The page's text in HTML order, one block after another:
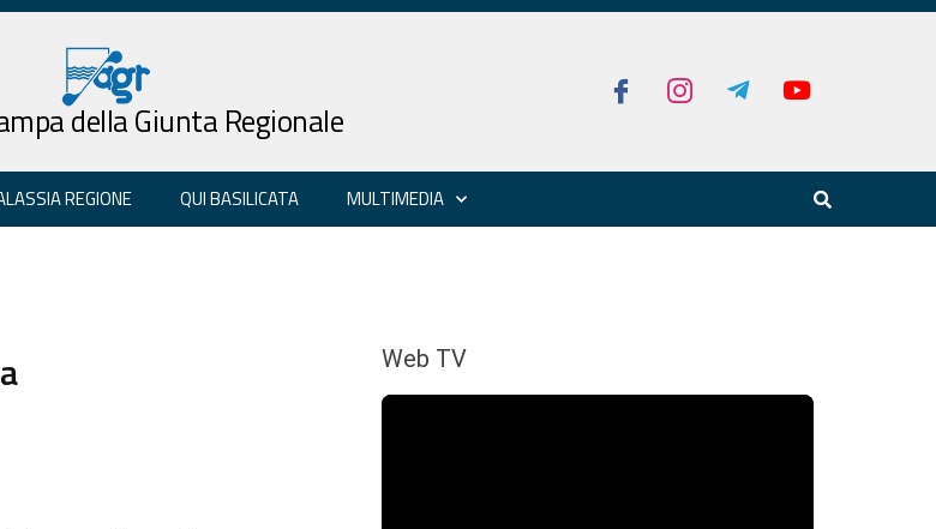
della Giunta Regionale
REGIONE QUI BASILICATA MULTIMEDIA
Web TV